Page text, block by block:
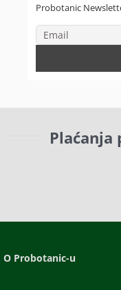
Probotanic
O Probotanic-u